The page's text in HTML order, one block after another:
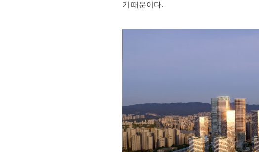
기 때문이다.